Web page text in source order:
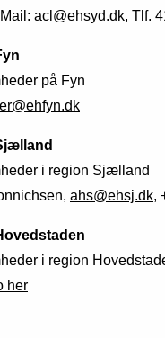
acl@ehsyd.dk, Tlf.
på Fyn
i region Sjælland
ahs@ehsj.dk,
i region
her